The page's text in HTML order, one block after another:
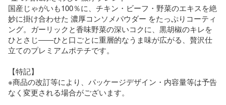
国産じゃがいも100％に、チキン・ビーフ・野菜のエキスを絶
妙に掛け合わせた 濃厚コンソメパウダー をたっぷりコーティ
ング。ガーリックと香味野菜の深いコクに、黒胡椒のキレを
ひとさじ――ひと口ごとに重層的なうま味が広がる、贅沢仕
立てのプレミアムポテチです。
【特記】
※商品の改訂等により、パッケージデザイン・内容量等は予告
なく変更される場合がございます。